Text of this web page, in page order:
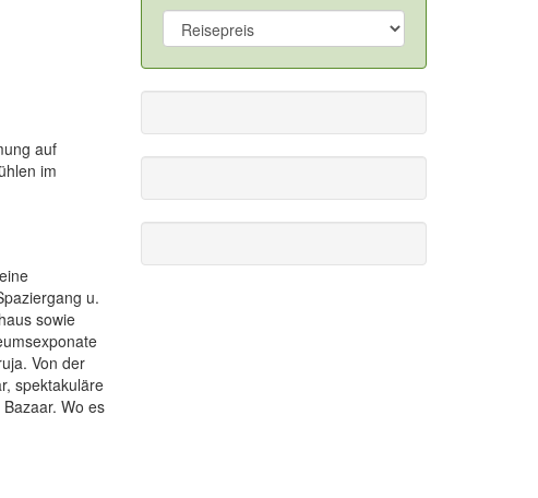
auf
im
u.
sowie
Von der
spektakuläre
Wo es